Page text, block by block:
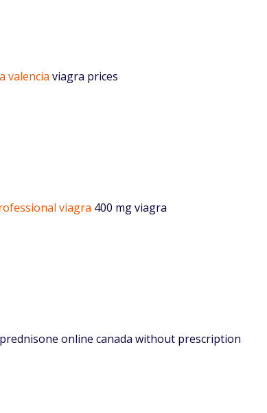
valencia viagra prices
viagra 400 mg viagra
online canada without prescription